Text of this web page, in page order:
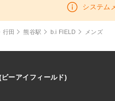
システム
行田 熊谷駅 b.i FIELD メンズ
ビーアイフィールド)